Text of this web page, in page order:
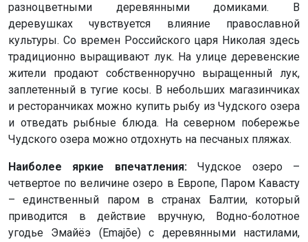
разноцветными деревянными домиками. В
деревушках чувствуется влияние православной
культуры. Со времен Российского царя Николая здесь
традиционно выращивают лук. На улице деревенские
жители продают собственноручно выращенный лук,
заплетенный в тугие косы. В небольших магазинчиках
и ресторанчиках можно купить рыбу из Чудского озера
и отведать рыбные блюда. На северном побережье
Чудского озера можно отдохнуть на песчаных пляжах.
Наиболее яркие впечатления:Чудское озеро –
четвертое по величине озеро в Европе, Паром Кавасту
– единственный паром в странах Балтии, который
приводится в действие вручную, Водно-болотное
угодье Эмайёэ (Emajõe) с деревянными настилами,